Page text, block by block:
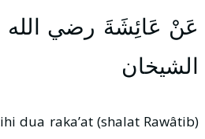
عَنْ عَائِشَةَ رضي الله
الشيخان